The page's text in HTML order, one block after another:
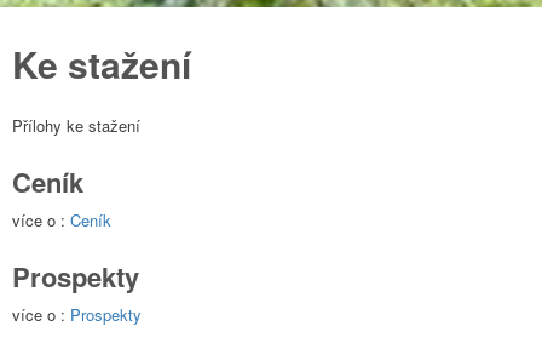
Ke stažení
Přílohy ke stažení
Ceník
více o : Ceník
Prospekty
více o : Prospekty